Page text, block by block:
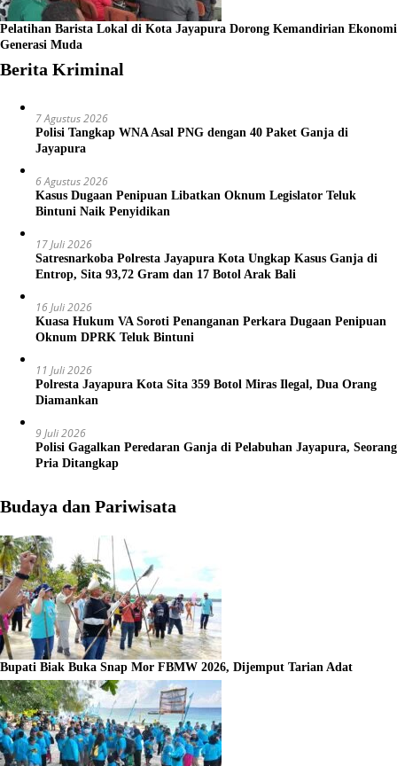
Pelatihan Barista Lokal di Kota Jayapura Dorong Kemandirian Ekonomi
Generasi Muda
Berita Kriminal
7 Agustus 2026
Polisi Tangkap WNA Asal PNG dengan 40 Paket Ganja di
Jayapura
6 Agustus 2026
Kasus Dugaan Penipuan Libatkan Oknum Legislator Teluk
Bintuni Naik Penyidikan
17 Juli 2026
Satresnarkoba Polresta Jayapura Kota Ungkap Kasus Ganja di
Entrop, Sita 93,72 Gram dan 17 Botol Arak Bali
16 Juli 2026
Kuasa Hukum VA Soroti Penanganan Perkara Dugaan Penipuan
Oknum DPRK Teluk Bintuni
11 Juli 2026
Polresta Jayapura Kota Sita 359 Botol Miras Ilegal, Dua Orang
Diamankan
9 Juli 2026
Polisi Gagalkan Peredaran Ganja di Pelabuhan Jayapura, Seorang
Pria Ditangkap
Budaya dan Pariwisata
Bupati Biak Buka Snap Mor FBMW 2026, Dijemput Tarian Adat